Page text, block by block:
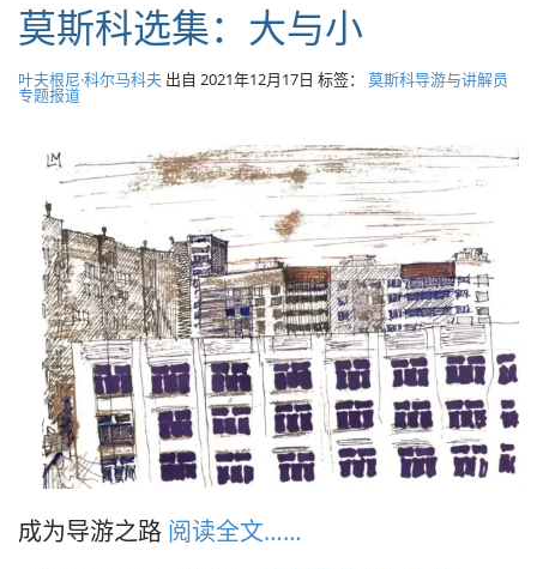
莫斯科选集：大与小
叶夫根尼·科尔马科夫 出自 2021年12月17日 标签： 莫斯科导游与讲解员
专题报道
成为导游之路 阅读全文……